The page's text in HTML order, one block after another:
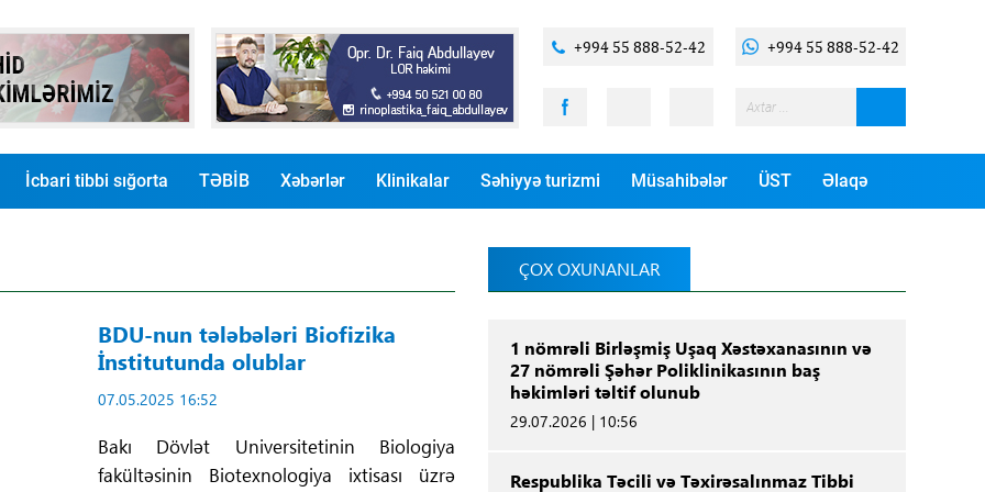
+994 55 888-52-42 +994 55 888-52-42
İcbari tibbi sığorta TƏBİB Xəbərlər Klinikalar Səhiyyə turizmi Müsahibələr ÜST Əlaqə
BDU-nun tələbələri Biofizika
İnstitutunda olublar
07.05.2025 16:52
Bakı Dövlət Universitetinin Biologiya
fakültəsinin Biotexnologiya ixtisası üzrə
ÇOX OXUNANLAR
1 nömrəli Birləşmiş Uşaq Xəstəxanasının və
27 nömrəli Şəhər Poliklinikasının baş
həkimləri təltif olunub
29.07.2026 | 10:56
Respublika Təcili və Təxirəsalınmaz Tibbi